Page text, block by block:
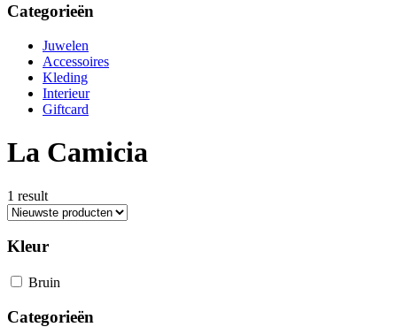
Categorieën
Juwelen
Accessoires
Kleding
Interieur
Giftcard
La Camicia
1 result
Kleur
Bruin
Categorieën